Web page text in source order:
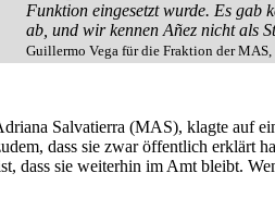
Funktion eingesetzt wurde. Es gab
ab, und wir kennen Añez nicht als
Guillermo Vega für die Fraktion der MAS,
Salvatierra (MAS), klagte auf
dass sie zwar öffentlich erklärt
dass sie weiterhin im Amt bleibt.